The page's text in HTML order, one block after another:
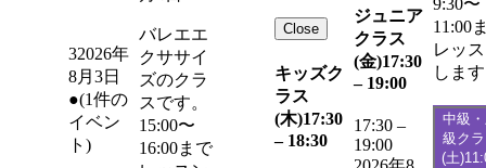
32026年
8月3日
●(1件の
イベン
ト)
バレエエ
クササイ
ズのクラ
スです。
15:00〜
16:00まで
Close
キッズク
ラス
(木)17:30
– 18:30
ジュニア
クラス
(金)17:30
– 19:00
17:30 –
19:00
9:30〜
11:00
レッ
しま
中級
級ク
(土)